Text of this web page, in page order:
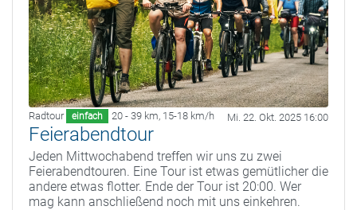
Radtour einfach 20 - 39 km, 15-18 km/h Mi. 22. Okt. 2025 16:00
Feierabendtour
Jeden Mittwochabend treffen wir uns zu zwei
Feierabendtouren. Eine Tour ist etwas gemütlicher die
andere etwas flotter. Ende der Tour ist 20:00. Wer
mag kann anschließend noch mit uns einkehren.